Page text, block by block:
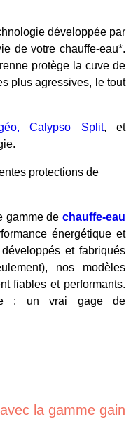
développée par
de votre chauffe-eau*.
protège la cuve de
plus agressives, le tout
Calypso Split, et
protections de
gamme de chauffe-eau
énergétique et
et fabriqués
nos modèles
fiables et performants.
: un vrai gage de
la gamme gain